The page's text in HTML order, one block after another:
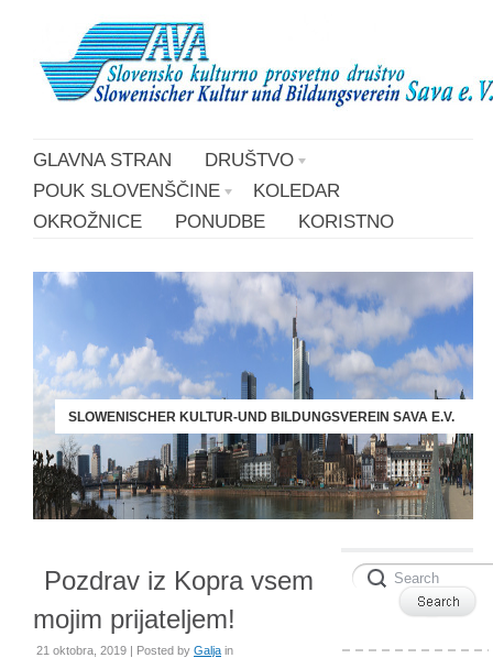
GLAVNA STRAN
DRUŠTVO
POUK SLOVENŠČINE
KOLEDAR
OKROŽNICE
PONUDBE KORISTNO
SLOWENISCHER KULTUR-UND BILDUNGSVEREIN SAVA E.V.
Pozdrav iz Kopra vsem
mojim prijateljem!
21 oktobra, 2019 | Posted by Galja in